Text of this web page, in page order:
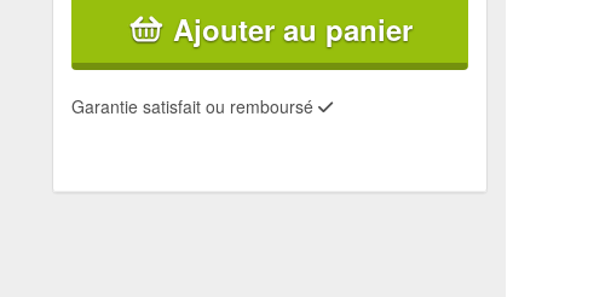
Ajouter au panier
Garantie satisfait ou remboursé